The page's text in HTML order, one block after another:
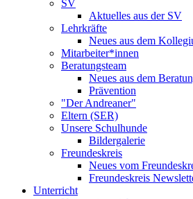
SV
Aktuelles aus der SV
Lehrkräfte
Neues aus dem
Mitarbeiter*innen
Beratungsteam
Neues aus dem
Prävention
"Der Andreaner"
Eltern (SER)
Unsere Schulhunde
Bildergalerie
Freundeskreis
Neues vom
Freundeskreis
Unterricht